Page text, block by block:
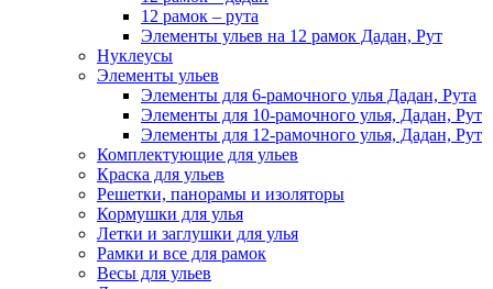
12 рамок – рута
Элементы ульев на 12 рамок Дадан, Рут
Нуклеусы
Элементы ульев
Элементы для 6-рамочного улья Дадан, Рута
Элементы для 10-рамочного улья, Дадан, Рут
Элементы для 12-рамочного улья, Дадан, Рут
Комплектующие для ульев
Краска для ульев
Решетки, панорамы и изоляторы
Кормушки для улья
Летки и заглушки для улья
Рамки и все для рамок
Весы для ульев